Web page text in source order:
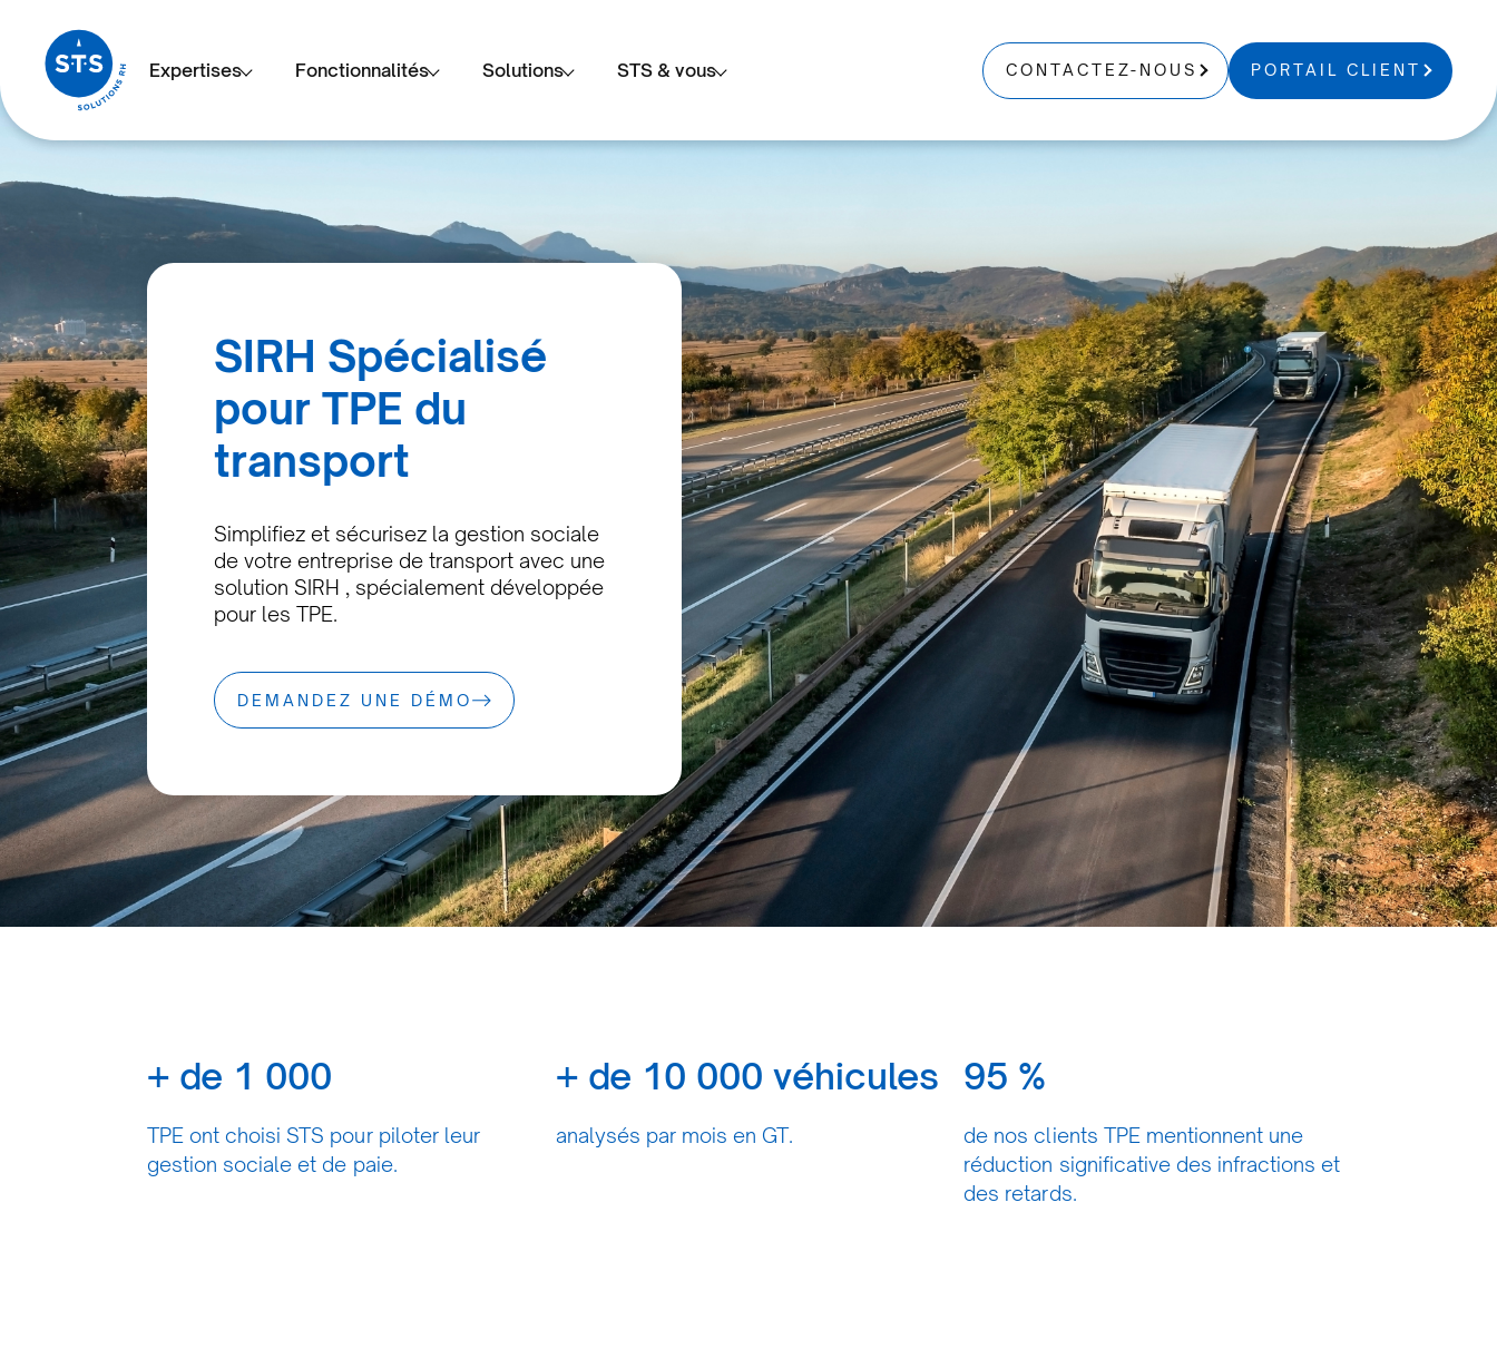
Expertises Fonctionnalités Solutions STS & vous CONTACTEZ-NOUS PORTAIL CLIENT
SIRH Spécialisé
pour TPE du
transport
Simplifiez et sécurisez la gestion sociale
de votre entreprise de transport avec une
solution SIRH , spécialement développée
pour les TPE.
DEMANDEZ UNE DÉMO
+ de 1 000
TPE ont choisi STS pour piloter leur
gestion sociale et de paie.
+ de 10 000 véhicules
analysés par mois en GT.
95 %
de nos clients TPE mentionnent une
réduction significative des infractions et
des retards.